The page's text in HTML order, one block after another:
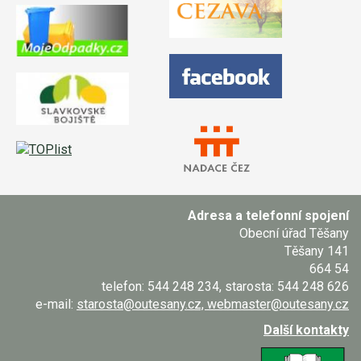
Adresa a telefonní spojení
Obecní úřad Těšany
Těšany 141
664 54
telefon: 544 248 234, starosta: 544 248 626
e-mail: starosta@outesany.cz, webmaster@outesany.cz
Další kontakty